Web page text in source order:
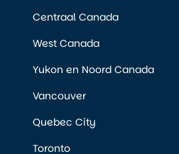
Centraal Canada
West Canada
Yukon en Noord Canada
Vancouver
Quebec City
Toronto